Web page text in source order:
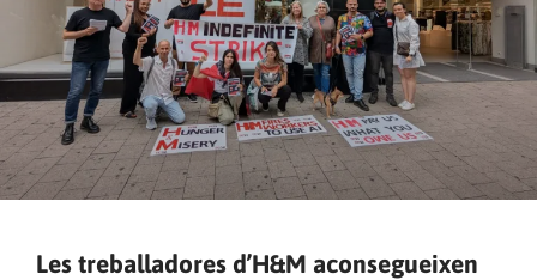
Les treballadores d’H&M aconsegueixen